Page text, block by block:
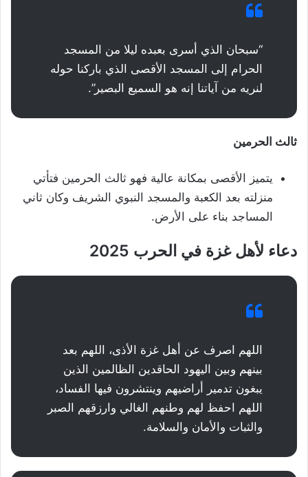
“سبحان الذي أسرى بعبده ليلا من المسجد
الحرام إلى المسجد الأقصى الذي باركنا حوله
لنريه من آياتنا إنه هو السميع البصير”.
ثالث الحرمين
يتميز الأقصى بمكانة عالية فهو ثالث الحرمين فتأتي
منزلته بعد الكعبة والمسجد النبوي الشريف وكان ثاني
المساجد بناء على الأرض.
دعاء لأهل غزة في الحرب 2025
اللهم اصرف عن أهل غزة الأذى، اللهم بعد
بينهم وبين اليهود الحاقدين الظالمين الذين
يبغون تدمير أراضيهم وينتشرون فيها الفساد،
اللهم احفظ لهم وطنهم الغالي وارزقهم الصبر
والثبات والأمان والسلامة.